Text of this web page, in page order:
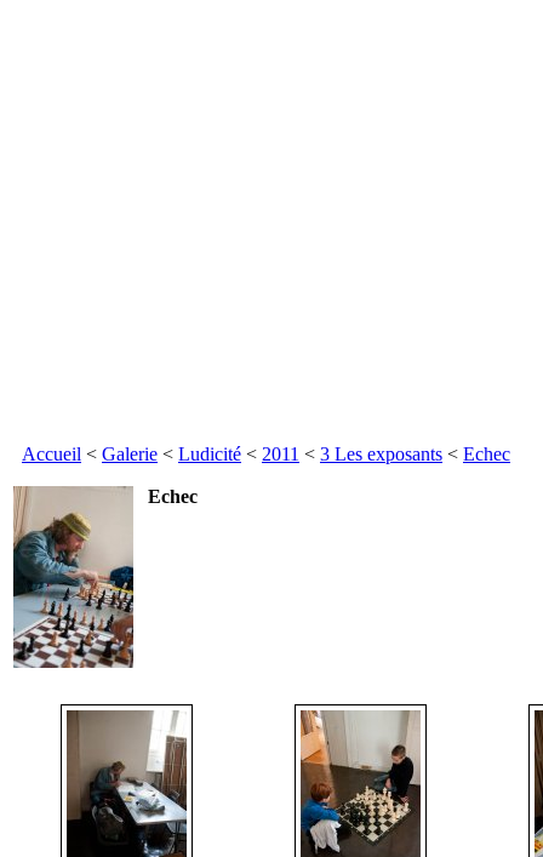
Accueil < Galerie < Ludicité < 2011 < 3 Les exposants < Echec
Echec